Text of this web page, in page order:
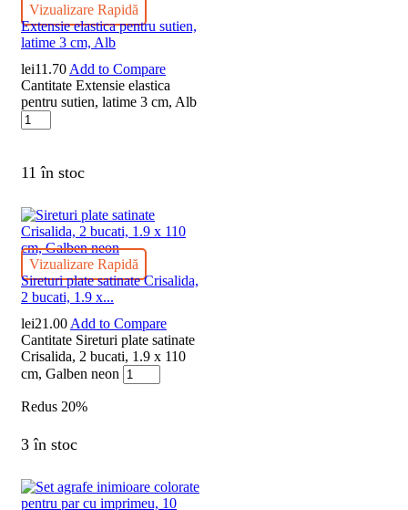
Vizualizare Rapidă
Extensie elastica pentru sutien,
latime 3 cm, Alb
lei11.70 Add to Compare
Cantitate Extensie elastica
pentru sutien, latime 3 cm, Alb
11 în stoc
Vizualizare Rapidă
Sireturi plate satinate Crisalida,
2 bucati, 1.9 x...
lei21.00 Add to Compare
Cantitate Sireturi plate satinate
Crisalida, 2 bucati, 1.9 x 110
cm, Galben neon
Redus 20%
3 în stoc